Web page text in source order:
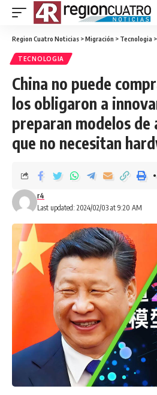
Region Cuatro Noticias >Migración > Tecnologia >
TECNOLOGIA
China no puede
los obligaron a
preparan modelos de
que no necesitan
Last updated: 2024/02/03 at 9:20 AM
r4